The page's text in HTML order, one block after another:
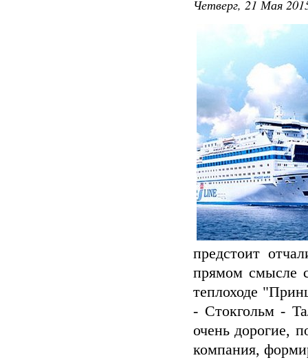
Четверг, 21 Мая
предстоит
прямом смысле
теплоходе
- Стокгольм -
очень дорогие,
компания,